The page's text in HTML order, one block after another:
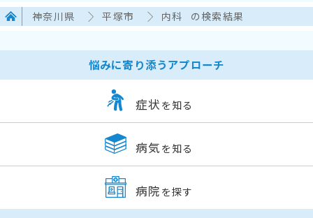
神奈川県 平塚市 内科 の検索結果
悩みに寄り添うアプローチ
症状 を知る
病気 を知る
病院 を探す